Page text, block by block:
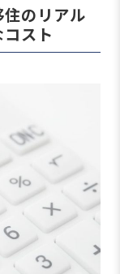
のリアル
スト